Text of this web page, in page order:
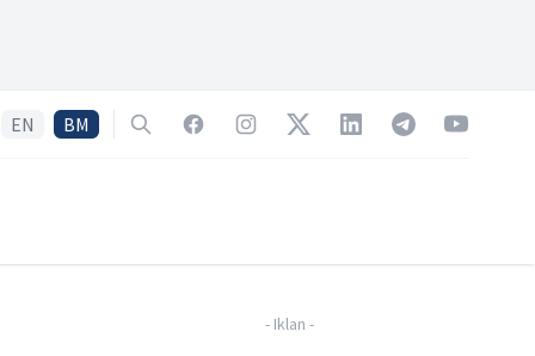
EN BM SearchFacebookInstagramTwitterLinkedInTelegramYouTube
- Iklan -